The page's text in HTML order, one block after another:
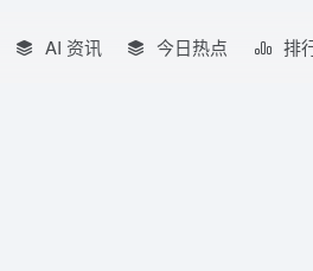
AI 资讯 今日热点 排